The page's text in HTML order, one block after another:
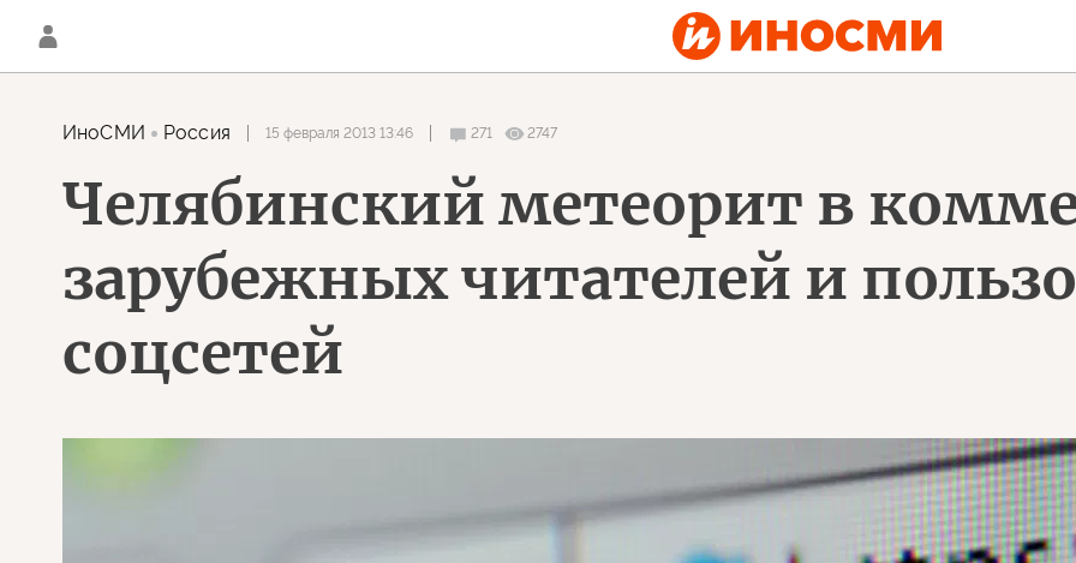
ИноСМИ Россия 15 февраля 2013 13:46 271 2747
Челябинский метеорит в
зарубежных читателей и
соцсетей